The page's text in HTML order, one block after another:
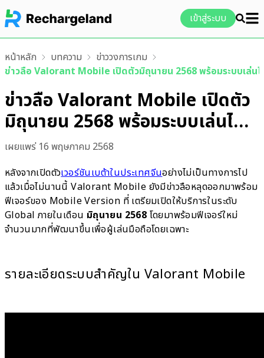
เข้าสู่ระบบ
หน้าหลัก บทความ
ข่าววงการเกม
ข่าวลือ Valorant Mobile เปิดตัวมิถุนายน 2568 พร้อมระบบเล่นไ
ข่าวลือ Valorant Mobile เปิดตัว
มิถุนายน 2568 พร้อมระบบเล่นได้
17 เอเจนต์
เผยแพร่ 16 พฤษภาคม 2568
หลังจากเปิดตัวเวอร์ชันเบต้าในประเทศจีนอย่างไม่เป็นทางการไป
แล้วเมื่อไม่นานนี้ Valorant Mobile ยังมีข่าวลือหลุดออกมาพร้อม
ฟีเจอร์ของ Mobile Version ที่ เตรียมเปิดให้บริการในระดับ
Global ภายในเดือน มิถุนายน 2568 โดยมาพร้อมฟีเจอร์ใหม่
จำนวนมากที่พัฒนาขึ้นเพื่อผู้เล่นมือถือโดยเฉพาะ
รายละเอียดระบบสำคัญใน Valorant Mobile